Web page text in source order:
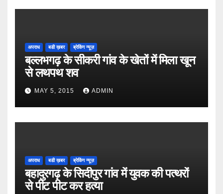
अपराध बडी ख़बर ब्रेकिंग न्यूज़
बल्लभगढ़ के सीकरी गांव के खेतों में मिला खून
से लथपथ शव
MAY 5, 2015 ADMIN
अपराध बडी ख़बर ब्रेकिंग न्यूज़
बहादुरगढ़ के सिदीपुर गांव में युवक की पत्थरों
से पीट पीट कर हत्या